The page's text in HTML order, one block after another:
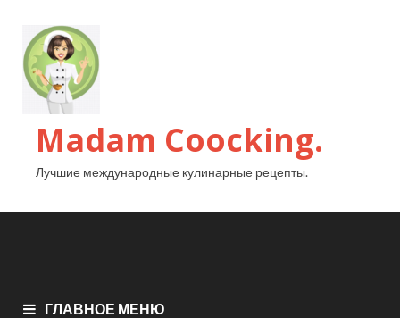
Madam Coocking.
Лучшие международные кулинарные рецепты.
ГЛАВНОЕ МЕНЮ